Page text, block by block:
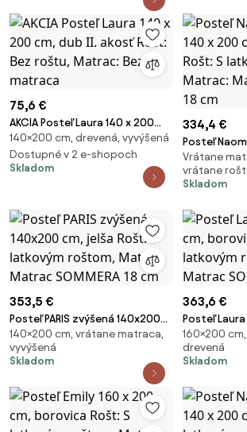
75,6 €
AKCIA Posteľ Laura 140 x 200
cm, dub II. akosť Rošt: Bez
roštu, Matrac: Bez matraca
140×200 cm, drevená, vyvýšená
Dostupné v 2 e-shopoch
Skladom
334,4 €
Posteľ
cm,
roštom,
SOMMERA 18
Vrátane
vrátane
Skladom
353,5 €
Posteľ PARIS zvýšená 140x200
cm, jelša Rošt: S latkovým
roštom, Matrac: Matrac
SOMMERA 18 cm
140×200 cm, vrátane matraca,
vyvýšená
Skladom
363,6 €
Posteľ
borovica
roštom,
SOMMERA 18
160×200
drevená
Skladom